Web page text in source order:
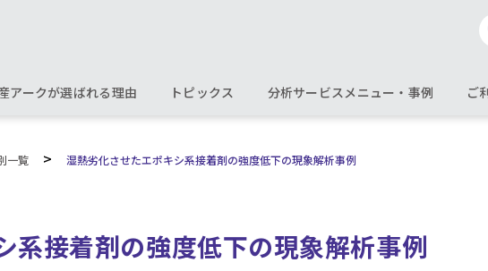
アークが選ばれる理由 トピックス 分析サービスメニュー・事例 ご
一覧 > 湿熱劣化させたエポキシ系接着剤の強度低下の現象解析事例
系接着剤の強度低下の現象解析事例